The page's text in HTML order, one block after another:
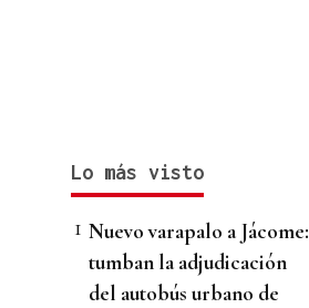
Lo más visto
Nuevo varapalo a Jácome:
tumban la adjudicación
del autobús urbano de